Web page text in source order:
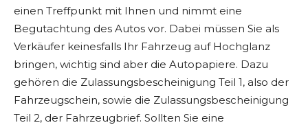
einen Treffpunkt mit Ihnen und nimmt eine
Begutachtung des Autos vor. Dabei müssen Sie als
Verkäufer keinesfalls Ihr Fahrzeug auf Hochglanz
bringen, wichtig sind aber die Autopapiere. Dazu
gehören die Zulassungsbescheinigung Teil 1, also der
Fahrzeugschein, sowie die Zulassungsbescheinigung
Teil 2, der Fahrzeugbrief. Sollten Sie eine